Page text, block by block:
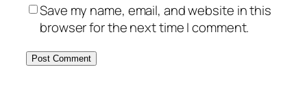
Save my name, email, and website in this
browser for the next time I comment.